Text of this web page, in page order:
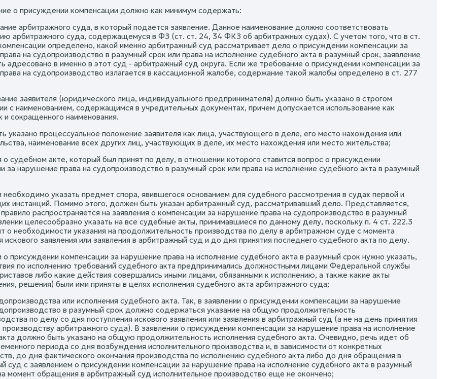
о присуждении компенсации должно как минимум содержать:
арбитражного суда, в который подается заявление. Данное наименование должно соответствовать
арбитражного суда, содержащемуся в ФЗ (ст. ст. 24, 34 ФКЗ об арбитражных судах). С учетом того, что в ст.
определено, какой именно арбитражный суд рассматривает дело о присуждении компенсации за
на судопроизводство в разумный срок или права на исполнение судебного акта в разумный срок, заявление
адресовано в именно в этот суд - арбитражный суд округа. Если же требование о присуждении компенсации за
на судопроизводство излагается в кассационной жалобе, содержание такой жалобы определено в ст. 277
заявителя (юридического лица, индивидуального предпринимателя) должно быть указано в строгом
с наименованием, содержащимся в учредительных документах, причем допускается использование как
и сокращенного наименования.
указано процессуальное положение заявителя как лица, участвующего в деле, его место нахождения или
наименование всех других лиц, участвующих в деле, их место нахождения или место жительства;
о судебном акте, который был принят по делу, в отношении которого ставится вопрос о присуждении
за нарушение права на судопроизводство в разумный срок или права на исполнение судебного акта в разумный
необходимо указать предмет спора, явившегося основанием для судебного рассмотрения в судах первой и
инстанций. Помимо этого, должен быть указан арбитражный суд, рассматривавший дело. Представляется,
распространяется на заявления о компенсации за нарушение права на судопроизводство в разумный
целесообразно указать на все судебные акты, принимавшиеся по данному делу, поскольку п. 4 ст. 222.3
о необходимости указания на продолжительность производства по делу в арбитражном суде с момента
искового заявления или заявления в арбитражный суд и до дня принятия последнего судебного акта по делу.
о присуждении компенсации за нарушение права на исполнение судебного акта в разумный срок нужно указать,
по исполнению требований судебного акта предпринимались должностными лицами Федеральной службы
либо какие действия совершались иными лицами, обязанными к исполнению, а также какие акты
решения) были ими приняты в целях исполнения судебного акта арбитражного суда;
или исполнения судебного акта. Так, в заявлении о присуждении компенсации за нарушение
в разумный срок должно содержаться указание на общую продолжительность
по делу со дня поступления искового заявления или заявления в арбитражный суд (а не на день принятия
производству арбитражного суда). В заявлении о присуждении компенсации за нарушение права на исполнение
должно быть указано на общую продолжительность исполнения судебного акта. Очевидно, речь идет об
периода со дня возбуждения исполнительного производства и, в зависимости от конкретных
до дня фактического окончания производства по исполнению судебного акта либо до дня обращения в
суд с заявлением о присуждении компенсации за нарушение права на исполнение судебного акта в разумный
момент обращения в арбитражный суд исполнительное производство еще не окончено;